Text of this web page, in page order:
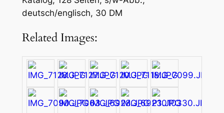
deutsch/englisch, 30 DM
Related Images: